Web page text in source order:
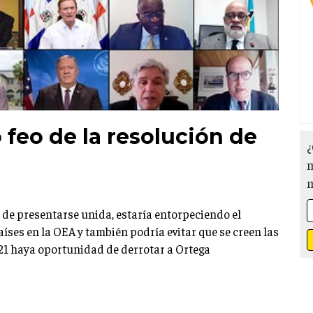
de la resolución de
presentarse unida, estaría entorpeciendo el
en la OEA y también podría evitar que se creen las
haya oportunidad de derrotar a Ortega